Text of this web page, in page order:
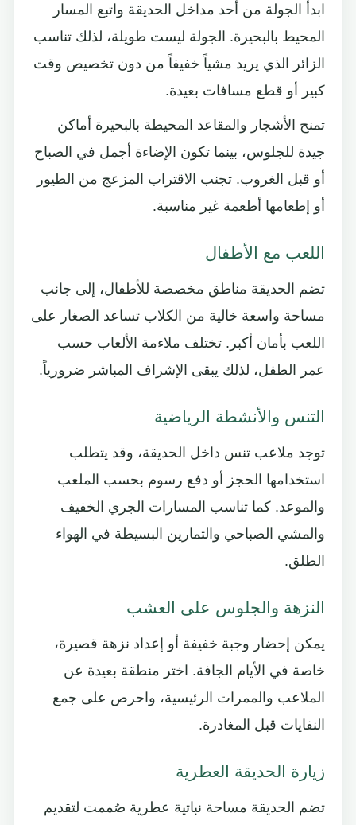
ابدأ الجولة من أحد مداخل الحديقة واتبع المسار
المحيط بالبحيرة. الجولة ليست طويلة، لذلك تناسب
الزائر الذي يريد مشياً خفيفاً من دون تخصيص وقت
كبير أو قطع مسافات بعيدة.
تمنح الأشجار والمقاعد المحيطة بالبحيرة أماكن
جيدة للجلوس، بينما تكون الإضاءة أجمل في الصباح
أو قبل الغروب. تجنب الاقتراب المزعج من الطيور
أو إطعامها أطعمة غير مناسبة.
اللعب مع الأطفال
تضم الحديقة مناطق مخصصة للأطفال، إلى جانب
مساحة واسعة خالية من الكلاب تساعد الصغار على
اللعب بأمان أكبر. تختلف ملاءمة الألعاب حسب
عمر الطفل، لذلك يبقى الإشراف المباشر ضرورياً.
التنس والأنشطة الرياضية
توجد ملاعب تنس داخل الحديقة، وقد يتطلب
استخدامها الحجز أو دفع رسوم بحسب الملعب
والموعد. كما تناسب المسارات الجري الخفيف
والمشي الصباحي والتمارين البسيطة في الهواء
الطلق.
النزهة والجلوس على العشب
يمكن إحضار وجبة خفيفة أو إعداد نزهة قصيرة،
خاصة في الأيام الجافة. اختر منطقة بعيدة عن
الملاعب والممرات الرئيسية، واحرص على جمع
النفايات قبل المغادرة.
زيارة الحديقة العطرية
تضم الحديقة مساحة نباتية عطرية صُممت لتقديم